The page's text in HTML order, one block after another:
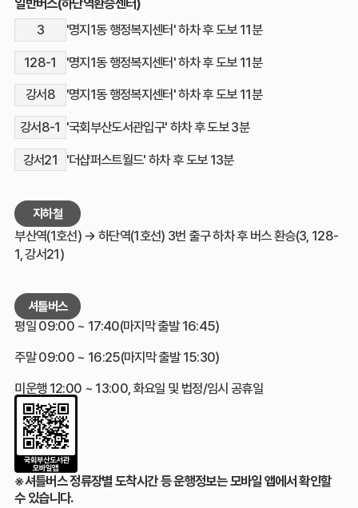
3
'명지1동 행정복지센터' 하차 후 도보 11분
128-1 '명지1동 행정복지센터' 하차 후 도보 11분
강서8 '명지1동 행정복지센터' 하차 후 도보 11분
강서8-1 '국회부산도서관입구' 하차 후 도보 3분
강서21 '더샵퍼스트월드' 하차 후 도보 13분
지하철
부산역(1호선) → 하단역(1호선) 3번 출구 하차 후 버스 환승(3, 128-
1, 강서21)
셔틀버스
평일 09:00 ~ 17:40(마지막 출발 16:45)
주말 09:00 ~ 16:25(마지막 출발 15:30)
미운행 12:00 ~ 13:00, 화요일 및 법정/임시 공휴일
※셔틀버스 정류장별 도착시간 등 운행정보는 모바일 앱에서 확인할
수 있습니다.